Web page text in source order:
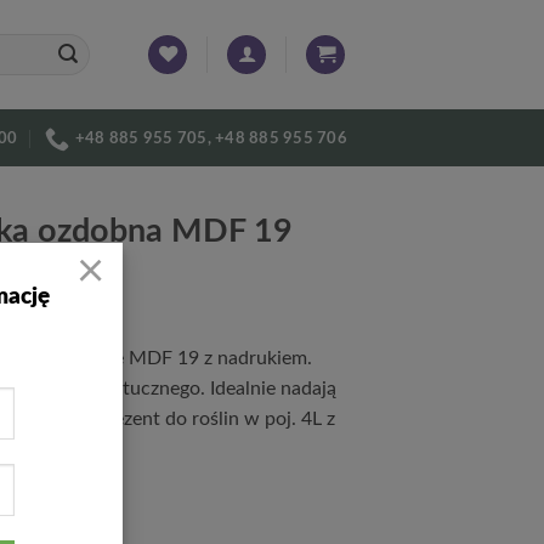
+48 885 955 705, +48 885 955 706
ozdobna MDF 19
ozdobne MDF 19 z nadrukiem.
tworzywa sztucznego. Idealnie nadają
na prezent do roślin w poj. 4L z
×